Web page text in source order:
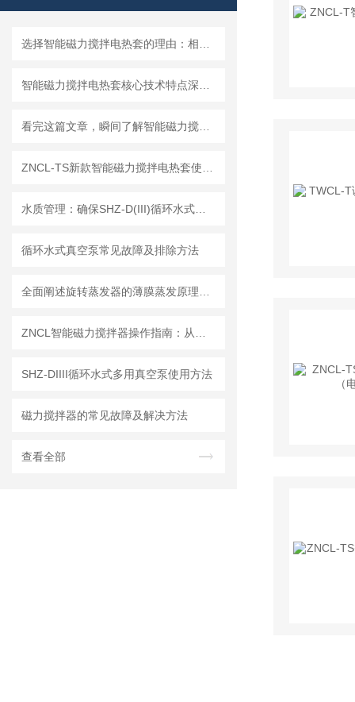
循环水式真空泵常见故障及排除方法
SHZ-DIIII循环水式多用真空泵使用方法
磁力搅拌器的常见故障及解决方法
查看全部